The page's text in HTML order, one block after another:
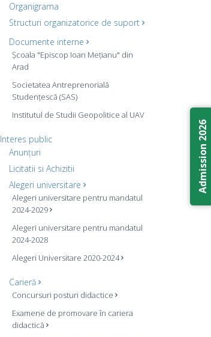
Organigrama
Structuri organizatorice de suport
Documente interne
Școala "Episcop Ioan Mețianu" din
Arad
Societatea Antreprenorială
Studențescă (SAS)
Institutul de Studii Geopolitice al UAV
Interes public
Anunțuri
Licitatii si Achizitii
Alegeri universitare
Alegeri universitare pentru mandatul
2024-2029
Alegeri universitare pentru mandatul
2024-2028
Alegeri Universitare 2020-2024
Carieră
Concursuri posturi didactice
Examene de promovare în cariera
didactică
Admission 2026